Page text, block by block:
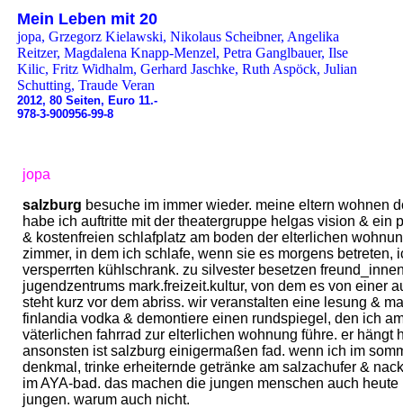
Mein Leben mit 20
jopa, Grzegorz Kielawski, Nikolaus Scheibner, Angelika
Reitzer, Magdalena Knapp-Menzel, Petra Ganglbauer, Ilse
Kilic, Fritz Widhalm, Gerhard Jaschke, Ruth Aspöck, Julian
Schutting, Traude Veran
2012, 80 Seiten, Euro 11.-
978-3-900956-99-8
jopa
salzburg besuche im immer wieder. meine eltern wohnen
habe ich auftritte mit der theatergruppe helgas vision & ein
& kostenfreien schlafplatz am boden der elterlichen
zimmer, in dem ich schlafe, wenn sie es morgens betreten,
versperrten kühlschrank. zu silvester besetzen
jugendzentrums mark.freizeit.kultur, von dem es von einer
steht kurz vor dem abriss. wir veranstalten eine lesung &
finlandia vodka & demontiere einen rundspiegel, den ich
väterlichen fahrrad zur elterlichen wohnung führe. er hängt
ansonsten ist salzburg einigermaßen fad. wenn ich im
denkmal, trinke erheiternde getränke am salzachufer &
im AYA-bad. das machen die jungen menschen auch
jungen. warum auch nicht.